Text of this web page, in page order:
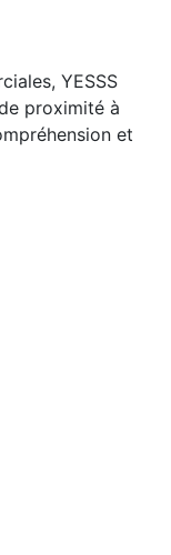
YESSS
proximité à
et